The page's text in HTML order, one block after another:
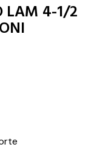
LAM 4-1/2